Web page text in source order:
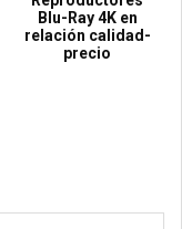
Blu-Ray 4K en
relación calidad-
precio